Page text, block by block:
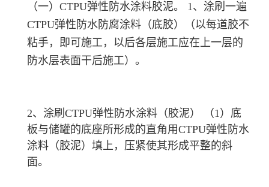
（一）CTPU弹性防水涂料胶泥。 1、涂刷一遍
CTPU弹性防水防腐涂料（底胶）（以每道胶不
粘手，即可施工，以后各层施工应在上一层的
防水层表面干后施工）。
2、涂刷CTPU弹性防水涂料（胶泥） （1）底
板与储罐的底座所形成的直角用CTPU弹性防水
涂料（胶泥）填上，压紧使其形成平整的斜
面。